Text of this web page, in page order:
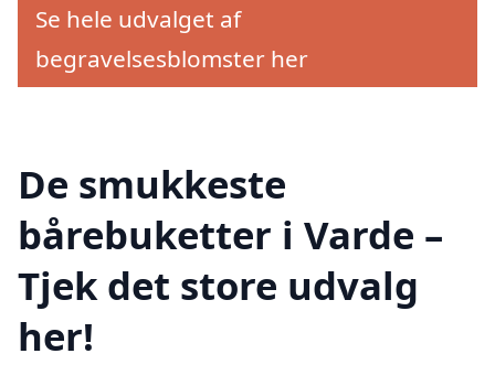
Se hele udvalget af
begravelsesblomster her
De smukkeste
bårebuketter i Varde –
Tjek det store udvalg
her!